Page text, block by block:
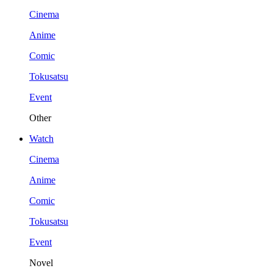
Cinema
Anime
Comic
Tokusatsu
Event
Other
Watch
Cinema
Anime
Comic
Tokusatsu
Event
Novel